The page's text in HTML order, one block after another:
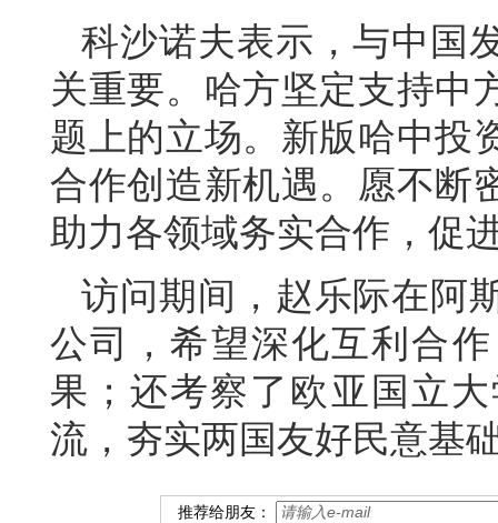
科沙诺夫表示，与中国
关重要。哈方坚定支持中
题上的立场。新版哈中投
合作创造新机遇。愿不断
助力各领域务实合作，促
访问期间，赵乐际在阿
公司，希望深化互利合
果；还考察了欧亚国立
流，夯实两国友好民意基
推荐给朋友：